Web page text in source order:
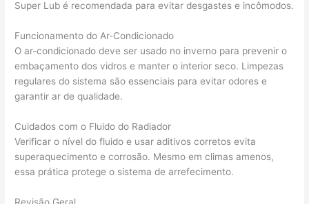
Super Lub é recomendada para evitar desgastes e incômodos.
Funcionamento do Ar-Condicionado
O ar-condicionado deve ser usado no inverno para prevenir o
embaçamento dos vidros e manter o interior seco. Limpezas
regulares do sistema são essenciais para evitar odores e
garantir ar de qualidade.
Cuidados com o Fluido do Radiador
Verificar o nível do fluido e usar aditivos corretos evita
superaquecimento e corrosão. Mesmo em climas amenos,
essa prática protege o sistema de arrefecimento.